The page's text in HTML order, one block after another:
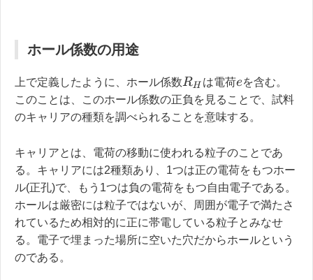
ホール係数の用途
上で定義したように、ホール係数 RH は電荷eを含む。
このことは、このホール係数の正負を見ることで、試料
のキャリアの種類を調べられることを意味する。
キャリアとは、電荷の移動に使われる粒子のことであ
る。キャリアには2種類あり、1つは正の電荷をもつホー
ル(正孔)で、もう1つは負の電荷をもつ自由電子である。
ホールは厳密には粒子ではないが、周囲が電子で満たさ
れているため相対的に正に帯電している粒子とみなせ
る。電子で埋まった場所に空いた穴だからホールという
のである。